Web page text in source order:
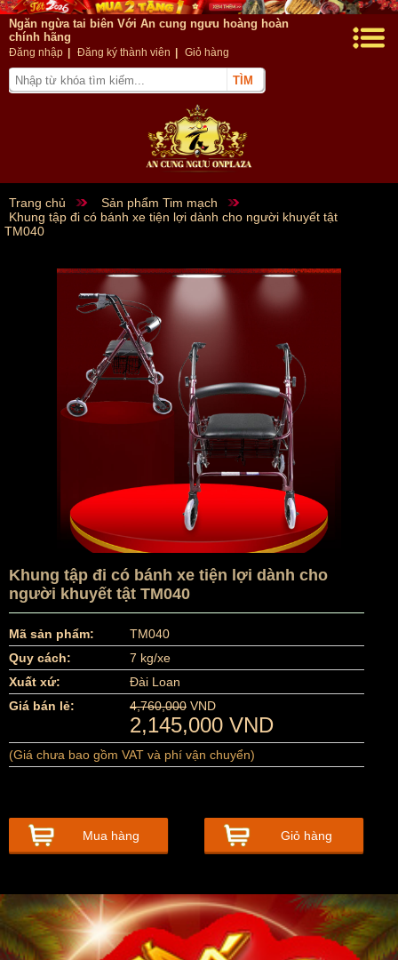
Ngăn ngừa tai biên Với An cung ngưu hoàng hoàn
chính hãng
Đăng nhập Đăng ký thành viên Giỏ hàng
Trang chủ
Sản phẩm Tim mạch
Khung tập đi có bánh xe tiện lợi dành cho người khuyết tật
TM040
Khung tập đi có bánh xe tiện lợi dành cho
người khuyết tật TM040
Mã sản phẩm:
TM040
Quy cách:
7 kg/xe
Xuất xứ:
Đài Loan
Giá bán lẻ:
4,760,000 VND
2,145,000 VND
(Giá chưa bao gồm VAT và phí vận chuyển)
Mua hàng Giỏ hàng